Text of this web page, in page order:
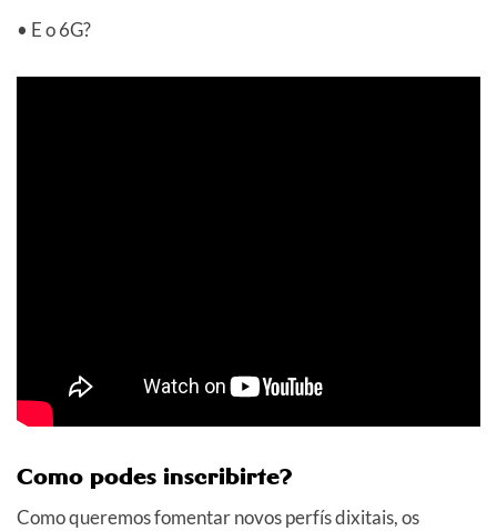
• E o 6G?
Como podes inscribirte?
Como queremos fomentar novos perfís dixitais, os